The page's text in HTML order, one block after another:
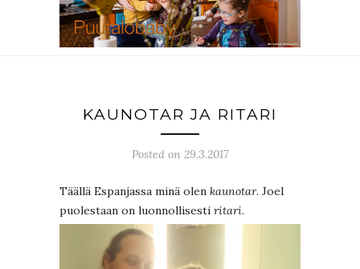
KAUNOTAR JA RITARI
Posted on 29.3.2017
Täällä Espanjassa minä olen kaunotar. Joel
puolestaan on luonnollisesti ritari.